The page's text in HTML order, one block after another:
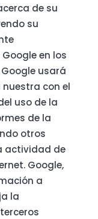
de su
su
en los
usará
con el
uso de la
de la
otros
actividad de
Google,
a
la